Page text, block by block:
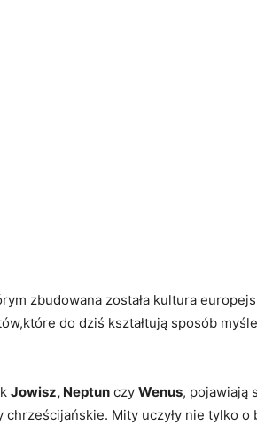
zbudowana została ​kultura
do dziś kształtują sposób
Jowisz, ⁤Neptun ⁣czy Wenus, pojawiają
‌Mity⁣ uczyły ‍nie tylko⁣ o